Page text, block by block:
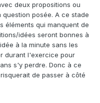
deux propositions ou
posée. A ce stade
éléments qui manquent de
idées seront bonnes à
à la minute sans les
durant l'exercice pour
s'y perdre. Donc à ce
de passer à côté